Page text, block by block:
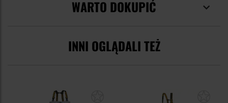
WARTO DOKUPIĆ
INNI OGLĄDALI TEŻ